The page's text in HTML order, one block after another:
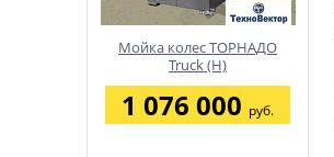
Подъемник двухстоечный
BRANN T5.5 г/п 5,5 тонн
288 300руб.